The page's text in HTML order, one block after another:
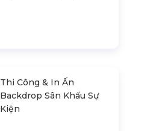
Thi Công & In Ấn
Backdrop Sân Khấu Sự
Kiện